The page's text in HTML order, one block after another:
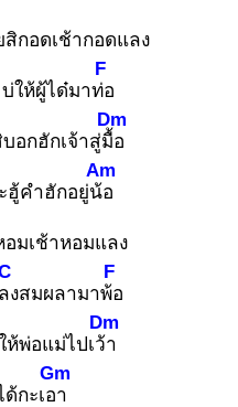
สิกอดเช้ากอดแลง
ให้ผู้ได๋มาท่อ
F
บอกฮักเจ้าสู่มื้อ
Dm
ฮู้คำฮักอยู่น้อ
Am
อมเช้าหอมแลง
งสมผลามาพ้อ
F
ห้พ่อแม่ไปเว้า
Dm
กะเอา
Gm